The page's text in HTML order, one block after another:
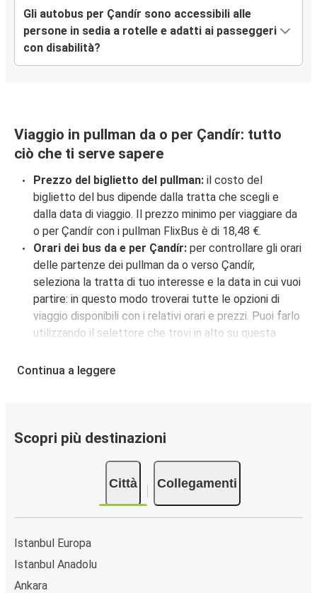
Gli autobus per Çandír sono accessibili alle
persone in sedia a rotelle e adatti ai passeggeri
con disabilità?
Viaggio in pullman da o per Çandír: tutto
ciò che ti serve sapere
Prezzo del biglietto del pullman: il costo del
biglietto del bus dipende dalla tratta che scegli e
dalla data di viaggio. Il prezzo minimo per viaggiare da
o per Çandír con i pullman FlixBus è di 18,48 €.
Orari dei bus da e per Çandír: per controllare gli orari
delle partenze dei pullman da o verso Çandír,
seleziona la tratta di tuo interesse e la data in cui vuoi
partire: in questo modo troverai tutte le opzioni di
viaggio disponibili con i relativi orari e prezzi. Puoi farlo
utilizzando il selettore che trovi in alto su questa
interattiva.
Città collegate a Çandír:tra le 12 destinazioni
Continua a leggere
Scopri più destinazioni
Città Collegamenti
Istanbul Europa
Istanbul Anadolu
Ankara